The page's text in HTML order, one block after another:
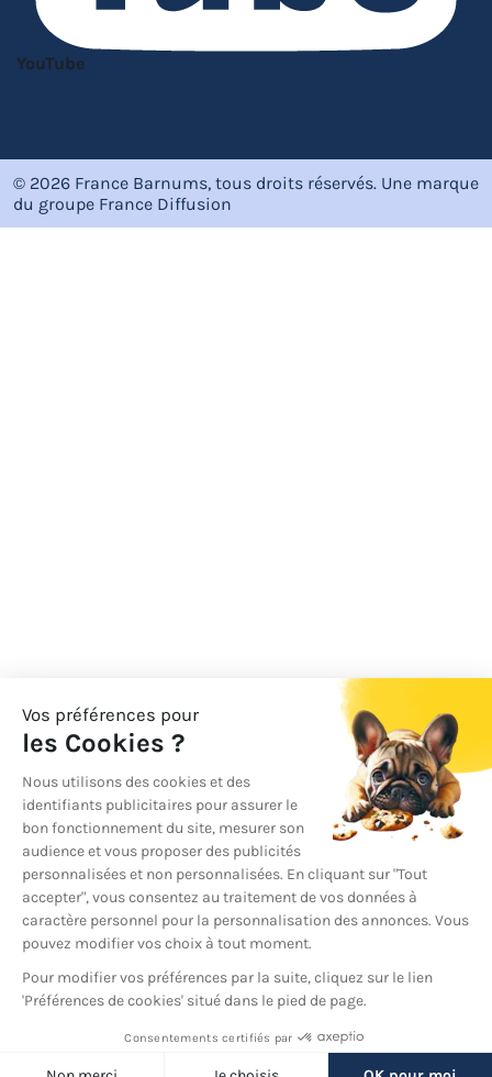
YouTube
© 2026 France Barnums, tous droits réservés. Une marque
du groupe France Diffusion